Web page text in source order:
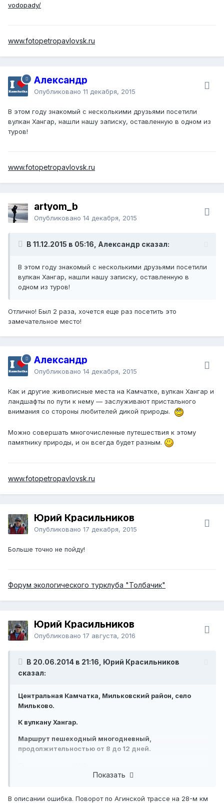
vodopady/
www.fotopetropavlovsk.ru
Александр
Опубликовано 11 декабря, 2015
В этом году знакомый с несколькими друзьями посетили
вулкан Хангар, нашли нашу записку, оставленную в одном из
туров!
www.fotopetropavlovsk.ru
artyom_b
Опубликовано 14 декабря, 2015
В 11.12.2015 в 05:16, Александр сказал:
В этом году знакомый с несколькими друзьями посетили
вулкан Хангар, нашли нашу записку, оставленную в
одном из туров!
Отлично! Был 2 раза, хочется еще раз посетить это
замечательное место!
Александр
Опубликовано 14 декабря, 2015
Как и другие живописные места на Камчатке, вулкан Хангар и
ландшафты по пути к нему — заслуживают пристального
внимания со стороны любителей дикой природы.
Можно совершать многочисленные путешествия к этому
памятнику природы, и он всегда будет разным.
www.fotopetropavlovsk.ru
Юрий Красильников
Опубликовано 17 декабря, 2015
Больше точно не пойду!
Форум экологического турклуба "Толбачик"
Юрий Красильников
Опубликовано 17 августа, 2016
В 20.06.2014 в 21:16, Юрий Красильников
сказал:
Центральная Камчатка, Мильковский район, село
Мильково.
К вулкану Хангар.
Маршрут пешеходный многодневный,
продолжительностью от 8 до 12 дней.
Памятник природы является частью Хангарской
Показать
В описании ошибка. Поворот по Агинской трассе на 28-м км